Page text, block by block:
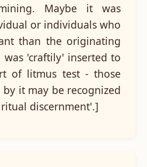
Maybe it was
or individuals who
than the originating
was 'craftily' inserted to
of litmus test - those
it may be recognized
discernment'.]